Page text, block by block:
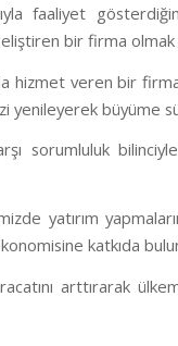
faaliyet
bir firma olmak
hizmet veren bir
yenileyerek büyüme
sorumluluk
yatırım
katkıda
arttırarak